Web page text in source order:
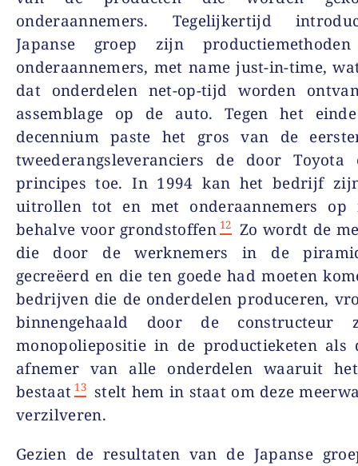
onderaannemers. Tegelijkertijd
Japanse groep zijn
onderaannemers, met name just-in-time,
dat onderdelen net-op-tijd worden
assemblage op de auto. Tegen het
decennium paste het gros van de
tweederangsleveranciers de door Toyota
principes toe. In 1994 kan het bedrijf
uitrollen tot en met onderaannemers op
behalve voor grondstoffen 12
Zo wordt de
die door de werknemers in de
gecreëerd en die ten goede had moeten
bedrijven die de onderdelen produceren,
binnengehaald door de constructeur
monopoliepositie in de productieketen als
afnemer van alle onderdelen waaruit
bestaat 13
stelt hem in staat om deze
verzilveren.
Gezien de resultaten van de Japanse